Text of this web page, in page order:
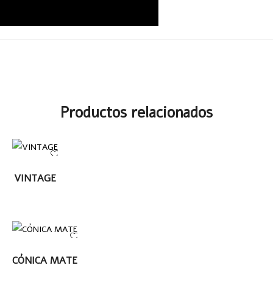
Productos relacionados
LEER MÁS
VINTAGE
LEER MÁS
CÓNICA MATE